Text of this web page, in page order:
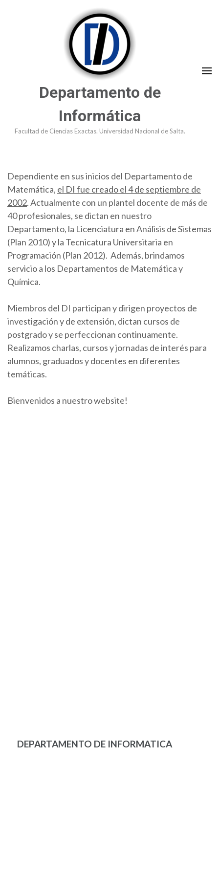
Departamento de
Informática
Facultad de Ciencias Exactas. Universidad Nacional de Salta.
Dependiente en sus inicios del Departamento de
Matemática, el DI fue creado el 4 de septiembre de
2002. Actualmente con un plantel docente de más de
40 profesionales, se dictan en nuestro
Departamento, la Licenciatura en Análisis de Sistemas
(Plan 2010) y la Tecnicatura Universitaria en
Programación (Plan 2012). Además, brindamos
servicio a los Departamentos de Matemática y
Química.
Miembros del DI participan y dirigen proyectos de
investigación y de extensión, dictan cursos de
postgrado y se perfeccionan continuamente.
Realizamos charlas, cursos y jornadas de interés para
alumnos, graduados y docentes en diferentes
temáticas.
Bienvenidos a nuestro website!
DEPARTAMENTO DE INFORMATICA